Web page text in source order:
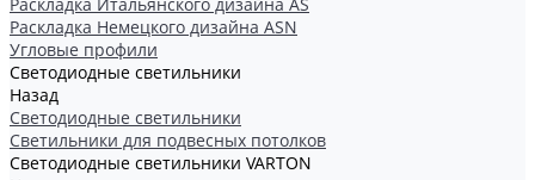
Раскладка Немецкого дизайна АSN
Угловые профили
Светодиодные светильники
Назад
Светодиодные светильники
Светильники для подвесных потолков
Светодиодные светильники VARTON